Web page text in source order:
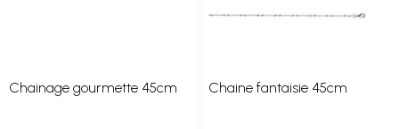
Chainage gourmette 45cm Chaine fantaisie 45cm